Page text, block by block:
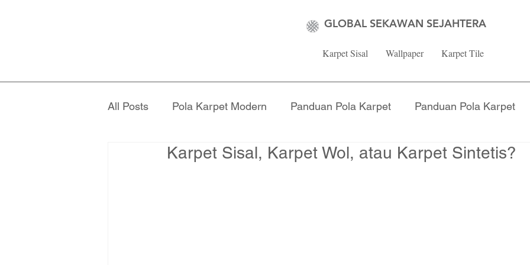
GLOBAL SEKAWAN SEJAHTERA
Karpet Sisal Wallpaper Karpet Tile
All Posts Pola Karpet Modern Panduan Pola Karpet Panduan Pola Karpet
Tren Desain Interior 2026 Karpet Tile Tips Dekorasi Ruangan Tips
Karpet Sisal, Karpet Wol, atau Karpet Sintetis?